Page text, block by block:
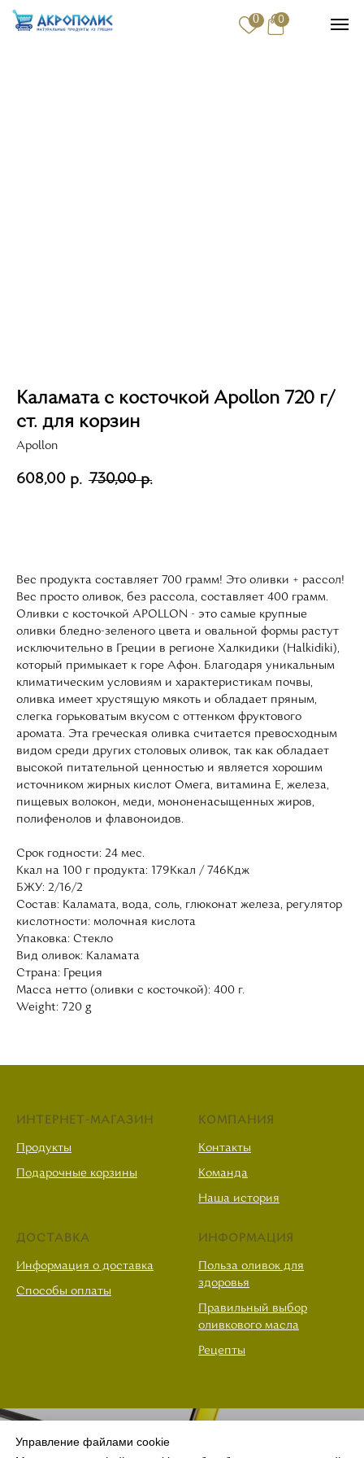
0 0
Управление файлами cookie
Каламата с косточкой Apollon 720 г/
ст. для корзин
Apollon
608,00 р. 730,00 р.
Вес продукта составляет 700 грамм! Это оливки + рассол!
Вес просто оливок, без рассола, составляет 400 грамм.
Оливки с косточкой APOLLON - это самые крупные
оливки бледно-зеленого цвета и овальной формы растут
исключительно в Греции в регионе Халкидики (Halkidiki),
который примыкает к горе Афон. Благодаря уникальным
климатическим условиям и характеристикам почвы,
оливка имеет хрустящую мякоть и обладает пряным,
слегка горьковатым вкусом с оттенком фруктового
аромата. Эта греческая оливка считается превосходным
видом среди других столовых оливок, так как обладает
высокой питательной ценностью и является хорошим
источником жирных кислот Омега, витамина Е, железа,
пищевых волокон, меди, мононенасыщенных жиров,
полифенолов и флавоноидов.
Срок годности: 24 мес.
Kкал на 100 г продукта: 179Ккал / 746Кдж
БЖУ: 2/16/2
Состав: Каламата, вода, соль, глюконат железа, регулятор
кислотности: молочная кислота
Упаковка: Стекло
Вид оливок: Каламата
Страна: Греция
Масса нетто (оливки с косточкой): 400 г.
Weight: 720 g
ИНТЕРНЕТ-МАГАЗИН
Продукты
Подарочные корзины
КОМПАНИЯ
Контакты
Команда
Наша история
ДОСТАВКА
Информация о доставка
Способы оплаты
ИНФОРМАЦИЯ
Польза оливок для
здоровья
Правильный выбор
оливкового масла
Рецепты